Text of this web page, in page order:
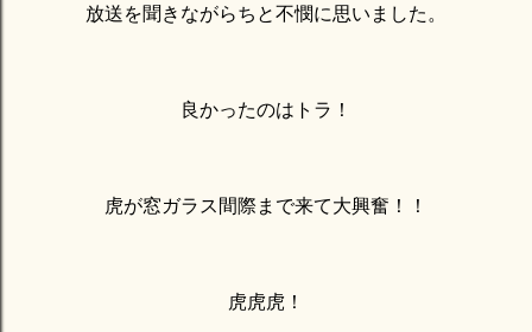
放送を聞きながらちと不憫に思いました。
良かったのはトラ！
虎が窓ガラス間際まで来て大興奮！！
虎虎虎！